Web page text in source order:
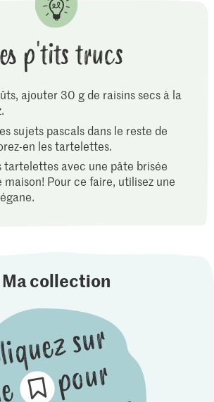
p'tits trucs
ajouter 30 g de raisins secs à la
sujets pascals dans le reste de
en les tartelettes.
tartelettes avec une pâte brisée
maison! Pour ce faire, utilisez une
Ma collection